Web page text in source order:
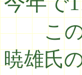
この音
暁雄氏